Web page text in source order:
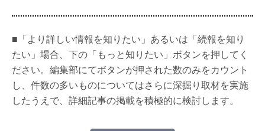
■「より詳しい情報を知りたい」あるいは「続報を知り
たい」場合、下の「もっと知りたい」ボタンを押してく
ださい。編集部にてボタンが押された数のみをカウント
し、件数の多いものについてはさらに深掘り取材を実施
したうえで、詳細記事の掲載を積極的に検討します。